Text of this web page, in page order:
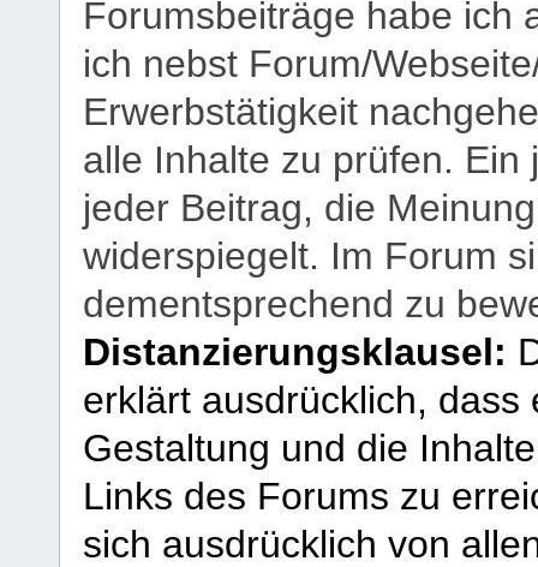
Forumsbeiträge habe ich
ich nebst Forum/
Erwerbstätigkeit
alle Inhalte zu prüfen.
jeder Beitrag, die
widerspiegelt. Im Forum
dementsprechend zu
Distanzierungsklausel:
erklärt ausdrücklich,
Gestaltung und die
Links des Forums zu
sich ausdrücklich von